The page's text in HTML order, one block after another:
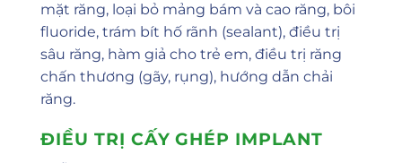
mặt răng, loại bỏ mảng bám và cao răng, bôi
fluoride, trám bít hố rãnh (sealant), điều trị
sâu răng, hàm giả cho trẻ em, điều trị răng
chấn thương (gãy, rụng), hướng dẫn chải
răng.
ĐIỀU TRỊ CẤY GHÉP IMPLANT
Vui lòng chọn ngày khám bắt đầu từ 3 ngày